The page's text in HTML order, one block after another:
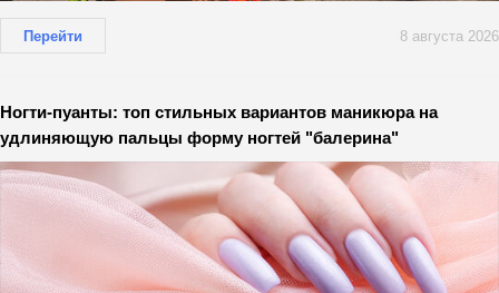
Перейти 8 августа 2026
Ногти-пуанты: топ стильных вариантов маникюра на
удлиняющую пальцы форму ногтей "балерина"